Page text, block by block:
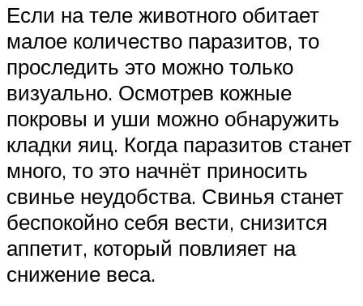
Если на теле животного обитает
малое количество паразитов, то
проследить это можно только
визуально. Осмотрев кожные
покровы и уши можно обнаружить
кладки яиц. Когда паразитов станет
много, то это начнёт приносить
свинье неудобства. Свинья станет
беспокойно себя вести, снизится
аппетит, который повлияет на
снижение веса.